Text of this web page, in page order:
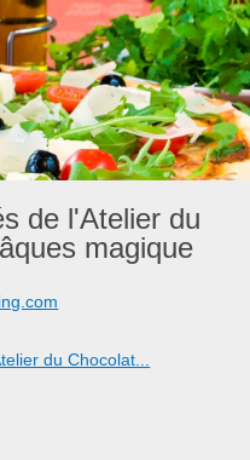
de l'Atelier du
magique
du Chocolat...